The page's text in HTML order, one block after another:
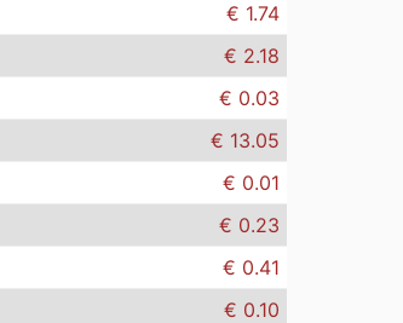
€ 1.74
€ 2.18
€ 0.03
€ 13.05
€ 0.01
€ 0.23
€ 0.41
€ 0.10